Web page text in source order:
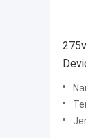
lib =